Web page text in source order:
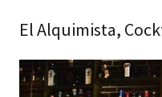
El Alquimista,